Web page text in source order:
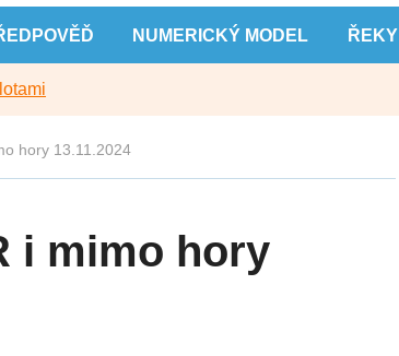
NUMERICKÝ MODEL ŘEKY
hory 13.11.2024
i mimo hory